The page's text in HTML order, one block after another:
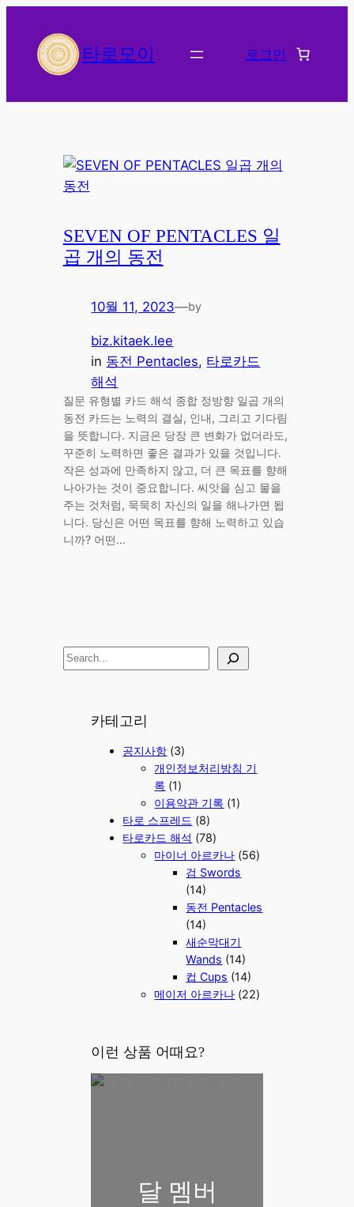
바
타로모이 로그인
SEVEN OF PENTACLES 일
곱 개의 동전
10월 11, 2023—by
biz.kitaek.lee
in 동전 Pentacles, 타로카드
해석
질문 유형별 카드 해석 종합 정방향 일곱 개의
동전 카드는 노력의 결실, 인내, 그리고 기다림
을 뜻합니다. 지금은 당장 큰 변화가 없더라도,
꾸준히 노력하면 좋은 결과가 있을 것입니다.
작은 성과에 만족하지 않고, 더 큰 목표를 향해
나아가는 것이 중요합니다. 씨앗을 심고 물을
주는 것처럼, 묵묵히 자신의 일을 해나가면 됩
니다. 당신은 어떤 목표를 향해 노력하고 있습
니까? 어떤…
S
카테고리
공지사항 (3)
개인정보처리방침 기
록 (1)
이용약관 기록 (1)
타로 스프레드 (8)
타로카드 해석 (78)
마이너 아르카나 (56)
검 Swords
(14)
동전 Pentacles
(14)
새순막대기
Wands (14)
컵 Cups (14)
메이저 아르카나 (22)
이런 상품 어때요?
달 멤버